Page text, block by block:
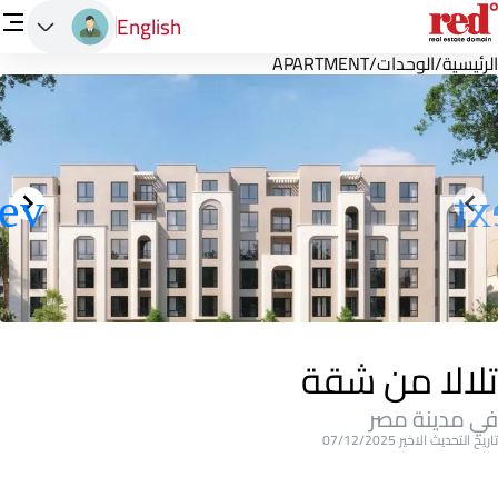
English
الرئيسية/الوحدات/
APARTMENT
تلالا من شقة
في مدينة مصر
تاريخ التحديث الاخير 07/12/2025